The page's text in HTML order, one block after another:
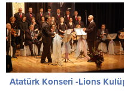
Atatürk Konseri -Lions